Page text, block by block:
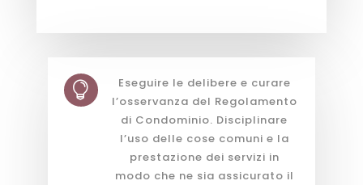

Eseguire le delibere e curare
l’osservanza del Regolamento
di Condominio. Disciplinare
l’uso delle cose comuni e la
prestazione dei servizi in
modo che ne sia assicurato il